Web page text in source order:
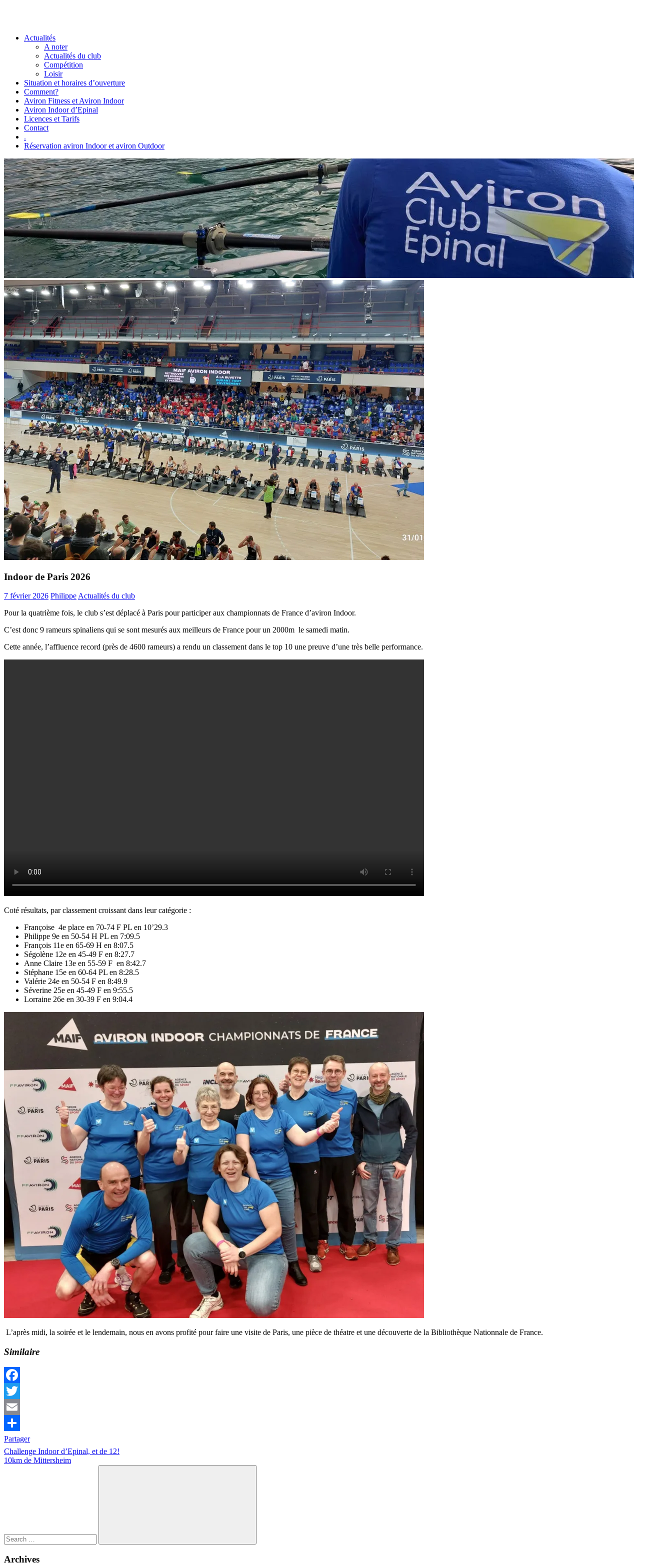
Actualités
A noter
Actualités du club
Compétition
Loisir
Situation et horaires d’ouverture
Comment?
Aviron Fitness et Aviron Indoor
Aviron Indoor d’Epinal
Licences et Tarifs
Contact
.
Réservation aviron Indoor et aviron Outdoor
Indoor de Paris 2026
7 février 2026 PhilippeActualités du club
Pour la quatrième fois, le club s’est déplacé à Paris pour participer aux championnats de France d’aviron Indoor.
C’est donc 9 rameurs spinaliens qui se sont mesurés aux meilleurs de France pour un 2000m le samedi matin.
Cette année, l’affluence record (près de 4600 rameurs) a rendu un classement dans le top 10 une preuve d’une très belle performance.
Coté résultats, par classement croissant dans leur catégorie :
Françoise 4e place en 70-74 F PL en 10’29.3
Philippe 9e en 50-54 H PL en 7:09.5
François 11e en 65-69 H en 8:07.5
Ségolène 12e en 45-49 F en 8:27.7
Anne Claire 13e en 55-59 F en 8:42.7
Stéphane 15e en 60-64 PL en 8:28.5
Valérie 24e en 50-54 F en 8:49.9
Séverine 25e en 45-49 F en 9:55.5
Lorraine 26e en 30-39 F en 9:04.4
L’après midi, la soirée et le lendemain, nous en avons profité pour faire une visite de Paris, une pièce de théatre et une découverte de la Bibliothèque Nationnale de France.
Similaire
Facebook
Twitter
Email
Partager
Navigation
de
Previous
Post:
Challenge Indoor d’Epinal, et de 12!
Next
10km de Mittersheim
Search
Archives